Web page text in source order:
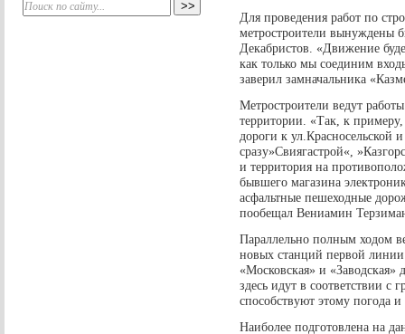
Для проведения работ по
метростроители вынуждены
Декабристов. «Движение
как только мы соединим
заверил замначальника
Метростроители ведут
территории. «Так, к примеру,
дороги к ул.Красносельской
сразу»Свиягастрой«,
и территория на
бывшего магазина
асфальтные пешеходные
пообещал Вениамин
Параллельно полным ходом
новых станций первой линии
«Московская» и «Заводская»
здесь идут в соответствии
способствуют этому погода
Наиболее подготовлена на